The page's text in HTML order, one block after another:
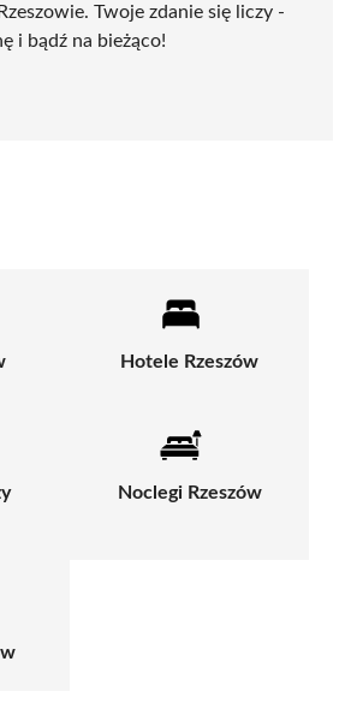
Twoje zdanie się liczy -
i bądź na bieżąco!
Hotele Rzeszów
Noclegi Rzeszów